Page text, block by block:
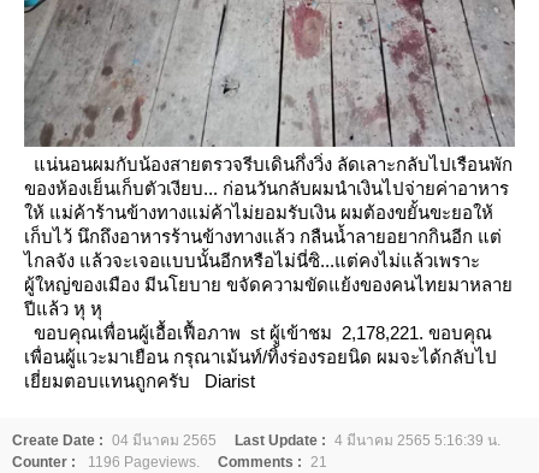
น่นอนผมกับน้องสายตรวจรีบเดินกึ่งวิ่ง ลัดเลาะกลับไปเรือนพัก
ของห้องเย็นเก็บตัวเงียบ... ก่อนวันกลับผมนำเงินไปจ่ายค่าอาหาร
ห้ แม่ค้าร้านข้างทางแม่ค้าไม่ยอมรับเงิน ผมต้องขยั้นขะยอให้
เก็บไว้ นึกถึงอาหารร้านข้างทางแล้ว กลืนน้ำลายอยากกินอีก แต่
ไกลจัง แล้วจะเจอแบบนั้นอีกหรือไม่นี่ซิ...แต่คงไม่แล้วเพราะ
ผู้ใหญ่ของเมือง มีนโยบาย ขจัดความขัดแย้งของคนไทยมาหลา
ปีแล้ว หุ หุ
ขอบคุณเพื่อนผู้เอื้อเฟื้อภาพ st ผู้เข้าชม 2,178,221. ขอบคุณ
เพื่อนผู้แวะมาเยือน กรุณาเม้นท์/ทิ้งร่องรอยนิด ผมจะได้กลับไป
เยี่ยมตอบแทนถูกครับ
Diarist
Create Date : 04 มีนาคม 2565 Last Update : 4 มีนาคม 2565 5:16:39 น.
Counter :
1196 Pageviews. Comments : 21